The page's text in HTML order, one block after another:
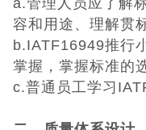
CQC认证
十环能效认证
a.管理人员应了解
容和用途、理解贯
b.IATF16949推行
掌握，掌握标准的
c.普通员工学习